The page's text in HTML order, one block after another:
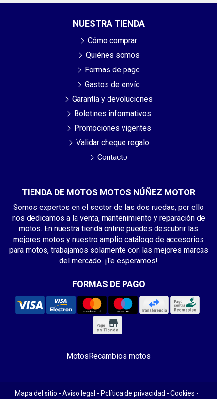
TIENDA DE MOTOS MOTOS NÚÑEZ MOTOR
Somos expertos en el sector de las dos ruedas, por ello
nos dedicamos a la venta, mantenimiento y reparación de
motos. En nuestra tienda online puedes descubrir las
mejores motos y nuestro amplio catálogo de accesorios
para motos, trabajamos solamente con las mejores marcas
del mercado. ¡Te esperamos!
FORMAS DE PAGO
NUESTRA TIENDA
Cómo comprar
Quiénes somos
Formas de pago
Gastos de envío
Garantía y devoluciones
Boletines informativos
Promociones vigentes
Validar cheque regalo
Contacto
MotosRecambios motos
Mapa del sitio - Aviso legal - Política de privacidad - Cookies -